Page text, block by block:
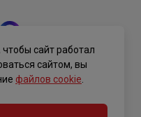
сайт работал
сайтом, вы
файлов cookie